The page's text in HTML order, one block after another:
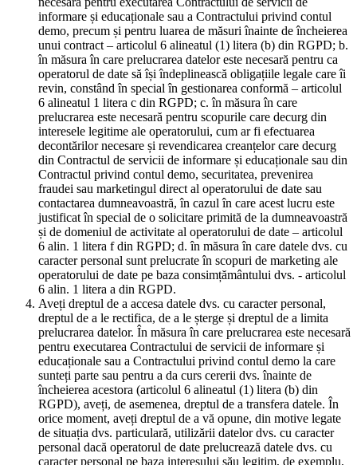
informare și educaționale sau a Contractului privind contul
demo, precum și pentru luarea de măsuri înainte de încheierea
unui contract – articolul 6 alineatul (1) litera (b) din RGPD; b.
în măsura în care prelucrarea datelor este necesară pentru ca
operatorul de date să își îndeplinească obligațiile legale care îi
revin, constând în special în gestionarea conformă – articolul
6 alineatul 1 litera c din RGPD; c. în măsura în care
prelucrarea este necesară pentru scopurile care decurg din
interesele legitime ale operatorului, cum ar fi efectuarea
decontărilor necesare și revendicarea creanțelor care decurg
din Contractul de servicii de informare și educaționale sau din
Contractul privind contul demo, securitatea, prevenirea
fraudei sau marketingul direct al operatorului de date sau
contactarea dumneavoastră, în cazul în care acest lucru este
justificat în special de o solicitare primită de la dumneavoastră
și de domeniul de activitate al operatorului de date – articolul
6 alin. 1 litera f din RGPD; d. în măsura în care datele dvs. cu
caracter personal sunt prelucrate în scopuri de marketing ale
operatorului de date pe baza consimțământului dvs. - articolul
6 alin. 1 litera a din RGPD.
Aveți dreptul de a accesa datele dvs. cu caracter personal,
dreptul de a le rectifica, de a le șterge și dreptul de a limita
prelucrarea datelor. În măsura în care prelucrarea este necesară
pentru executarea Contractului de servicii de informare și
educaționale sau a Contractului privind contul demo la care
sunteți parte sau pentru a da curs cererii dvs. înainte de
încheierea acestora (articolul 6 alineatul (1) litera (b) din
RGPD), aveți, de asemenea, dreptul de a transfera datele. În
orice moment, aveți dreptul de a vă opune, din motive legate
de situația dvs. particulară, utilizării datelor dvs. cu caracter
personal dacă operatorul de date prelucrează datele dvs. cu
caracter personal pe baza interesului său legitim, de exemplu,